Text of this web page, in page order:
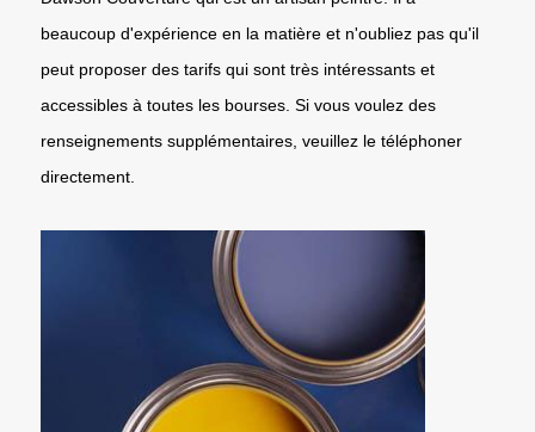
beaucoup d'expérience en la matière et n'oubliez pas qu'il
peut proposer des tarifs qui sont très intéressants et
accessibles à toutes les bourses. Si vous voulez des
renseignements supplémentaires, veuillez le téléphoner
directement.